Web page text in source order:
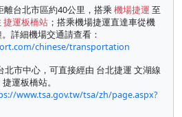
離台北市區約40公里，搭乘 機場捷運 至
捷運板橋站 ；搭乘機場捷運直達車從機
詳細機場交通請查看：
chinese/transportation
北市中心，可直接經由 台北捷運 文湖線
運板橋站。
www.tsa.gov.tw/tsa/zh/page.aspx?